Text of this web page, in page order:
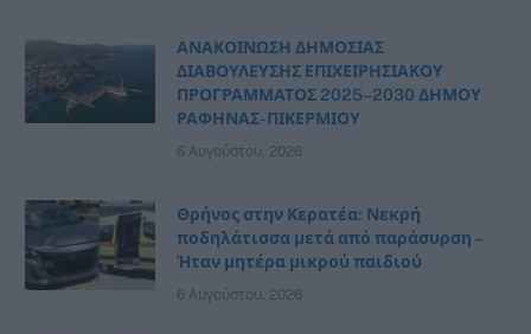
ΑΝΑΚΟΙΝΩΣΗ ΔΗΜΟΣΙΑΣ
ΔΙΑΒΟΥΛΕΥΣΗΣ ΕΠΙΧΕΙΡΗΣΙΑΚΟΥ
ΠΡΟΓΡΑΜΜΑΤΟΣ 2025–2030 ΔΗΜΟΥ
ΡΑΦΗΝΑΣ- ΠΙΚΕΡΜΙΟΥ
6 Αυγούστου, 2026
Θρήνος στην Κερατέα: Νεκρή
ποδηλάτισσα μετά από παράσυρση –
Ήταν μητέρα μικρού παιδιού
6 Αυγούστου, 2026